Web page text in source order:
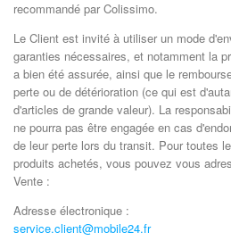
recommandé par Colissimo.
Le Client est invité à utiliser un mode
garanties nécessaires, et notamment la
a bien été assurée, ainsi que le
perte ou de détérioration (ce qui est
d'articles de grande valeur). La
ne pourra pas être engagée en cas
de leur perte lors du transit. Pour toutes
produits achetés, vous pouvez vous
Vente :
Adresse électronique :
service.client@mobile24.fr